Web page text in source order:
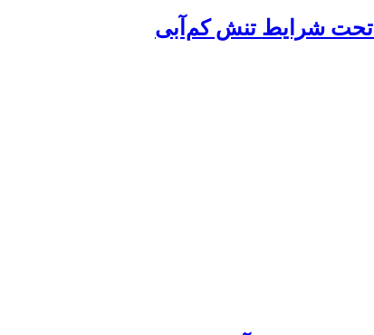
تحت شرایط تنش کم‌آبی